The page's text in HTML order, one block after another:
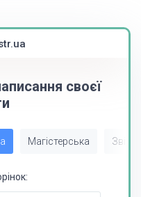
своєї
Магістерська Звіт